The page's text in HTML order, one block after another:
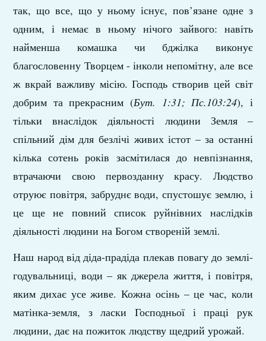
так, що все, що у ньому існує, пов’язане одне з
одним, і немає в ньому нічого зайвого: навіть
найменша комашка чи бджілка виконує
благословенну Творцем - інколи непомітну, але все
ж вкрай важливу місію. Господь створив цей світ
добрим та прекрасним (Бут. 1:31; Пс.103:24), і
тільки внаслідок діяльності людини Земля –
спільний дім для безлічі живих істот – за останні
кілька сотень років засмітилася до невпізнання,
втрачаючи свою первозданну красу. Людство
отруює повітря, забруднє води, спустошує землю, і
це ще не повний список руйнівних наслідків
діяльності людини на Богом створеній землі.
Наш народ від діда-прадіда плекав повагу до землі-
годувальниці, води – як джерела життя, і повітря,
яким дихає усе живе. Кожна осінь – це час, коли
матінка-земля, з ласки Господньої і праці рук
людини, дає на пожиток людству щедрий урожай.